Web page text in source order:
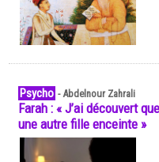
Psycho -Abdelnour Zahrali
Farah : « J’ai découvert
une autre fille enceinte »